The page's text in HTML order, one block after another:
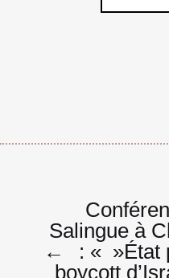
Navigation
de
l’article
←
Salingue à
: « »État
boycott